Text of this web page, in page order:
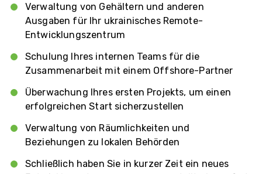
Verwaltung von Gehältern und anderen
Ausgaben für Ihr ukrainisches Remote-
Entwicklungszentrum
Schulung Ihres internen Teams für die
Zusammenarbeit mit einem Offshore-Partner
Überwachung Ihres ersten Projekts, um einen
erfolgreichen Start sicherzustellen
Verwaltung von Räumlichkeiten und
Beziehungen zu lokalen Behörden
Schließlich haben Sie in kurzer Zeit ein neues